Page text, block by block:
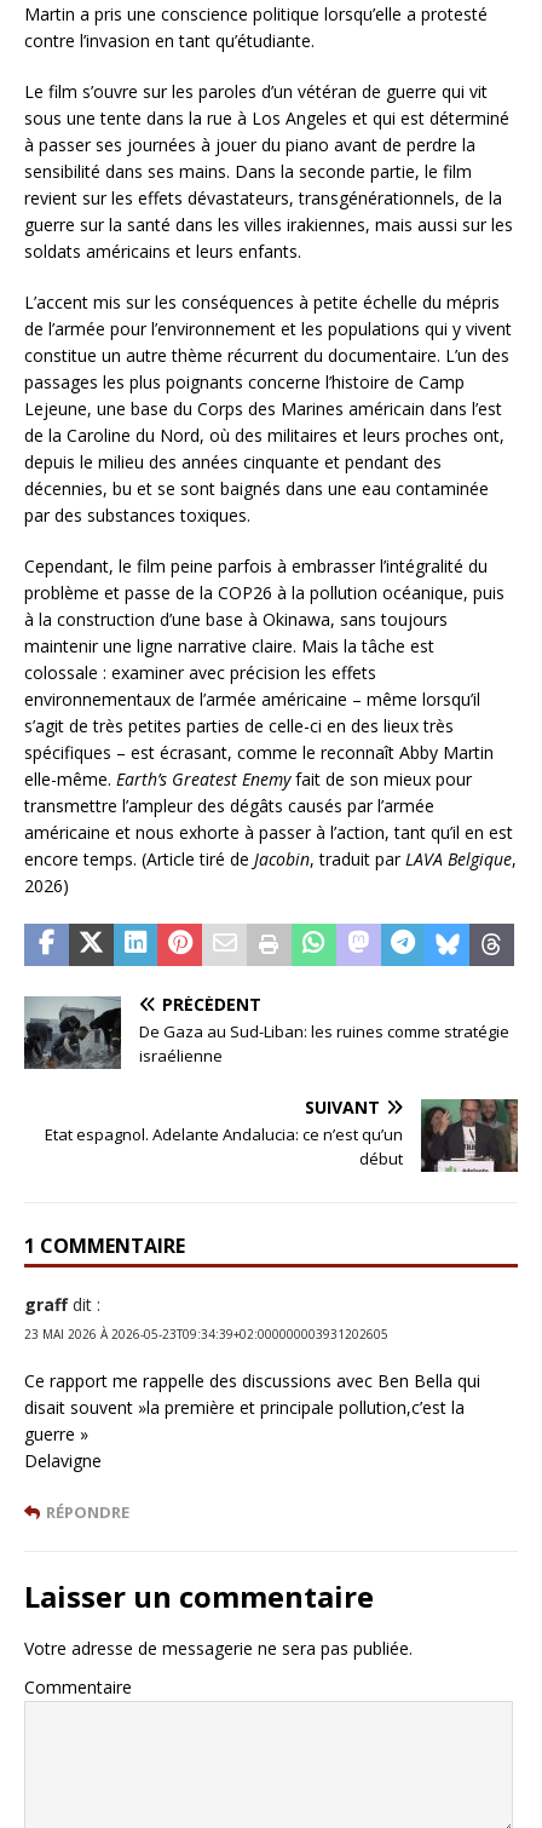
Martin a pris une conscience politique lorsqu’elle a protesté
contre l’invasion en tant qu’étudiante.
Le film s’ouvre sur les paroles d’un vétéran de guerre qui vit
sous une tente dans la rue à Los Angeles et qui est déterminé
à passer ses journées à jouer du piano avant de perdre la
sensibilité dans ses mains. Dans la seconde partie, le film
revient sur les effets dévastateurs, transgénérationnels, de la
guerre sur la santé dans les villes irakiennes, mais aussi sur les
soldats américains et leurs enfants.
L’accent mis sur les conséquences à petite échelle du mépris
de l’armée pour l’environnement et les populations qui y vivent
constitue un autre thème récurrent du documentaire. L’un des
passages les plus poignants concerne l’histoire de Camp
Lejeune, une base du Corps des Marines américain dans l’est
de la Caroline du Nord, où des militaires et leurs proches ont,
depuis le milieu des années cinquante et pendant des
décennies, bu et se sont baignés dans une eau contaminée
par des substances toxiques.
Cependant, le film peine parfois à embrasser l’intégralité du
problème et passe de la COP26 à la pollution océanique, puis
à la construction d’une base à Okinawa, sans toujours
maintenir une ligne narrative claire. Mais la tâche est
colossale : examiner avec précision les effets
environnementaux de l’armée américaine – même lorsqu’il
s’agit de très petites parties de celle-ci en des lieux très
spécifiques – est écrasant, comme le reconnaît Abby Martin
elle-même. Earth’s Greatest Enemyfait de son mieux pour
transmettre l’ampleur des dégâts causés par l’armée
américaine et nous exhorte à passer à l’action, tant qu’il en est
encore temps. (Article tiré de Jacobin, traduit parLAVA Belgique,
2026)
PRÉCÉDENT
De Gaza au Sud-Liban: les ruines comme stratégie
israélienne
SUIVANT
Etat espagnol. Adelante Andalucia: ce n’est qu’un
début
1 COMMENTAIRE
graff dit :
23 MAI 2026 À 2026-05-23T09:34:39+02:000000003931202605
Ce rapport me rappelle des discussions avec Ben Bella qui
disait souvent »la première et principale pollution,c’est la
guerre »
Delavigne
RÉPONDRE
Laisser un commentaire
Votre adresse de messagerie ne sera pas publiée.
Commentaire